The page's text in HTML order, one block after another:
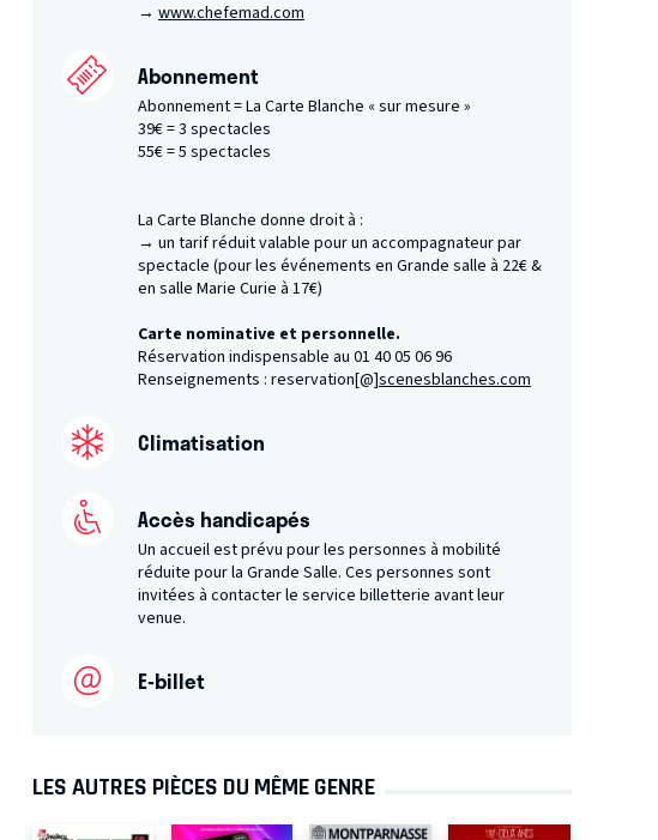
→ www​.chefe​mad​.com
Abonnement
Abonnement = La Carte Blanche « sur mesure »
39€ = 3 spectacles
55€ = 5 spectacles
La Carte Blanche donne droit à :
→ un tarif réduit valable pour un accompagnateur par
spectacle (pour les événements en Grande salle à 22€ &
en salle Marie Curie à 17€)
Carte nominative et personnelle.
​Réservation indispensable au 01 40 05 06 96
Renseignements : reservation[@]scenesblanches.com
Climatisation
Accès handicapés
Un accueil est prévu pour les personnes à mobilité
réduite pour la Grande Salle. Ces personnes sont
invitées à contacter le service billetterie avant leur
venue.
E-billet
LES AUTRES PIÈCES DU MÊME GENRE